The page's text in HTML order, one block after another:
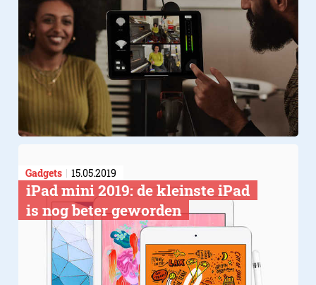
Gadgets 15.05.2019
​iPad mini 2019: de kleinste iPad
is nog beter geworden